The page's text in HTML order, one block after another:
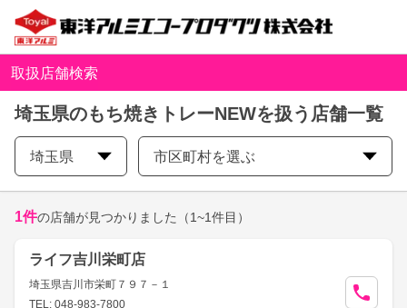
取扱店舗検索
埼玉県のもち焼きトレーNEWを扱う店舗一覧
埼玉県 市区町村を選ぶ
1件の店舗が見つかりました （1~1件目）
ライフ吉川栄町店
埼玉県吉川市栄町７９７－１
TEL: 048-983-7800